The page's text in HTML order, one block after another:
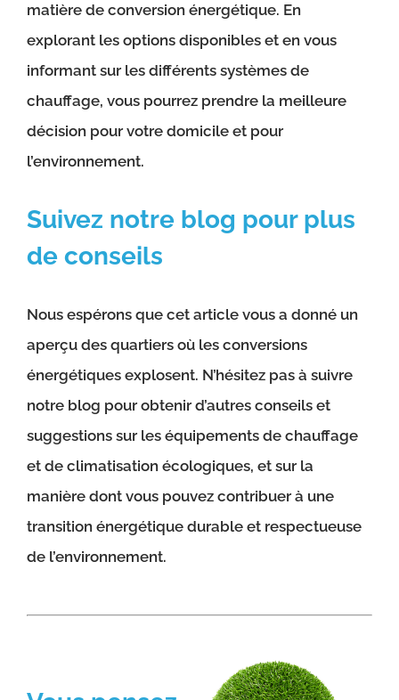
matière de conversion énergétique. En
explorant les options disponibles et en vous
informant sur les différents systèmes de
chauffage, vous pourrez prendre la meilleure
décision pour votre domicile et pour
l’environnement.
Suivez notre blog pour plus
de conseils
Nous espérons que cet article vous a donné un
aperçu des quartiers où les conversions
énergétiques explosent. N’hésitez pas à suivre
notre blog pour obtenir d’autres conseils et
suggestions sur les équipements de chauffage
et de climatisation écologiques, et sur la
manière dont vous pouvez contribuer à une
transition énergétique durable et respectueuse
de l’environnement.